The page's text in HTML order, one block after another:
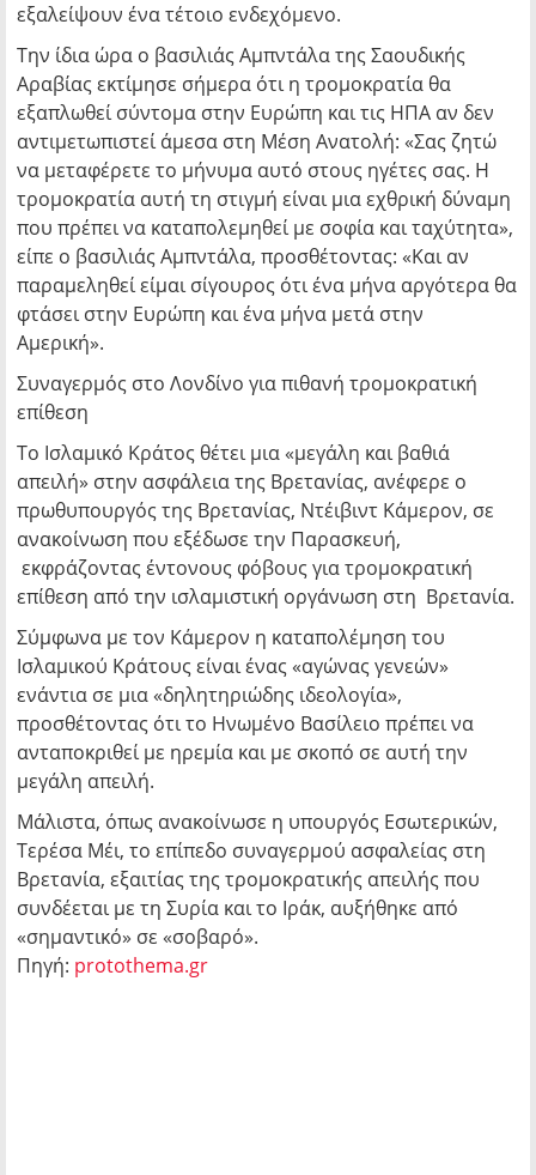
εξαλείψουν ένα τέτοιο ενδεχόμενο.
Την ίδια ώρα ο βασιλιάς Αμπντάλα της Σαουδικής
Αραβίας εκτίμησε σήμερα ότι η τρομοκρατία θα
εξαπλωθεί σύντομα στην Ευρώπη και τις ΗΠΑ αν δεν
αντιμετωπιστεί άμεσα στη Μέση Ανατολή: «Σας ζητώ
να μεταφέρετε το μήνυμα αυτό στους ηγέτες σας. Η
τρομοκρατία αυτή τη στιγμή είναι μια εχθρική δύναμη
που πρέπει να καταπολεμηθεί με σοφία και ταχύτητα»,
είπε ο βασιλιάς Αμπντάλα, προσθέτοντας: «Και αν
παραμεληθεί είμαι σίγουρος ότι ένα μήνα αργότερα θα
φτάσει στην Ευρώπη και ένα μήνα μετά στην
Αμερική».
Συναγερμός στο Λονδίνο για πιθανή τρομοκρατική
επίθεση
Το Ισλαμικό Κράτος θέτει μια «μεγάλη και βαθιά
απειλή» στην ασφάλεια της Βρετανίας, ανέφερε ο
πρωθυπουργός της Βρετανίας, Ντέιβιντ Κάμερον, σε
ανακοίνωση που εξέδωσε την Παρασκευή,
εκφράζοντας έντονους φόβους για τρομοκρατική
επίθεση από την ισλαμιστική οργάνωση στη Βρετανία.
Σύμφωνα με τον Κάμερον η καταπολέμηση του
Ισλαμικού Κράτους είναι ένας «αγώνας γενεών»
ενάντια σε μια «δηλητηριώδης ιδεολογία»,
προσθέτοντας ότι το Ηνωμένο Βασίλειο πρέπει να
ανταποκριθεί με ηρεμία και με σκοπό σε αυτή την
μεγάλη απειλή.
Μάλιστα, όπως ανακοίνωσε η υπουργός Εσωτερικών,
Τερέσα Μέι, το επίπεδο συναγερμού ασφαλείας στη
Βρετανία, εξαιτίας της τρομοκρατικής απειλής που
συνδέεται με τη Συρία και το Ιράκ, αυξήθηκε από
«σημαντικό» σε «σοβαρό».
Πηγή: protothema.gr